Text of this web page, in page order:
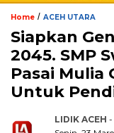
Home / ACEH UTARA
Siapkan
2045. SMP
Pasai Mulia
Untuk
LIDIK ACEH -